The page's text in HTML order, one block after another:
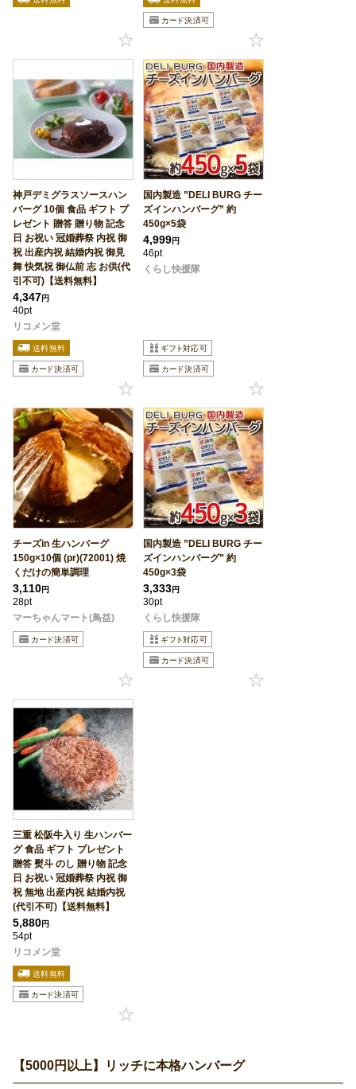
神戸デミグラスソースハン
バーグ 10個 食品 ギフト プ
レゼント 贈答 贈り物 記念
日 お祝い 冠婚葬祭 内祝 御
祝 出産内祝 結婚内祝 御見
舞 快気祝 御仏前 志 お供(代
引不可)【送料無料】
4,347円
40pt
リコメン堂
国内製造 ”DELI BURG チー
ズインハンバーグ” 約
450g×5袋
4,999円
46pt
くらし快援隊
チーズin 生ハンバーグ
150g×10個 (pr)(72001) 焼
くだけの簡単調理
3,110円
28pt
マーちゃんマート(鳥益)
国内製造 ”DELI BURG チー
ズインハンバーグ” 約
450g×3袋
3,333円
30pt
くらし快援隊
三重 松阪牛入り 生ハンバー
グ 食品 ギフト プレゼント
贈答 熨斗 のし 贈り物 記念
日 お祝い 冠婚葬祭 内祝 御
祝 無地 出産内祝 結婚内祝
(代引不可)【送料無料】
5,880円
54pt
リコメン堂
【5000円以上】リッチに本格ハンバーグ